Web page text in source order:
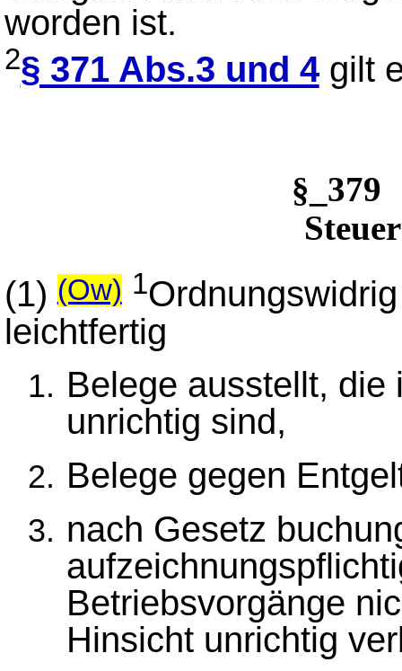
worden ist.
2§ 371 Abs.3 und 4gilt
(1)(Ow) 1
leichtfertig
Belege ausstellt,
unrichtig sind,
Belege gegen
nach Gesetz
Betriebsvorgänge
Hinsicht unrichtig